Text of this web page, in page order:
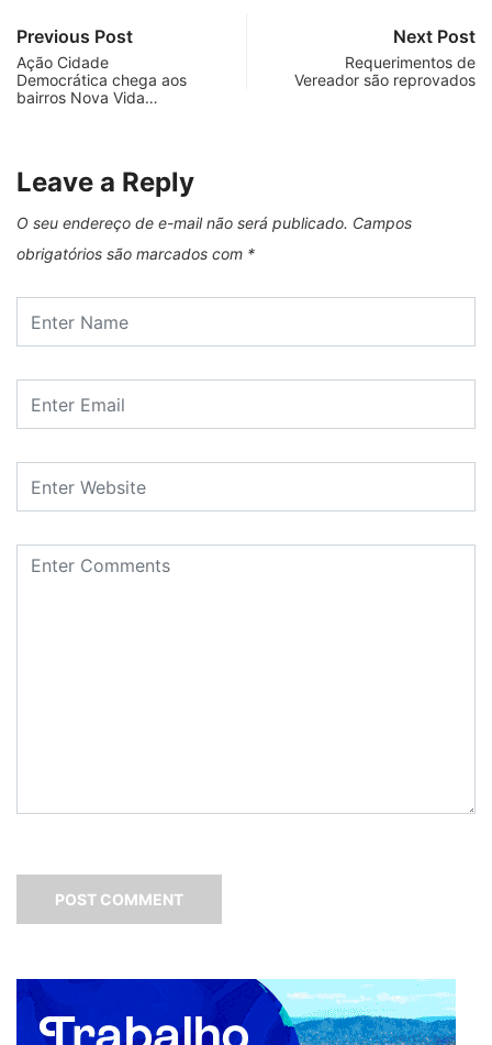
Previous Post
Ação Cidade
Democrática chega aos
bairros Nova Vida…
Next Post
Requerimentos de
Vereador são reprovados
Leave a Reply
O seu endereço de e-mail não será publicado. Campos
obrigatórios são marcados com *